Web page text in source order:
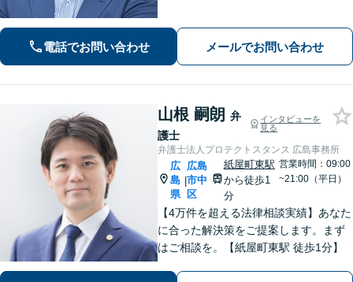
談】【完全個室相談】【休日・夜間対
応可】【本通駅5分】
電話でお問い合わせ メールでお問い合わせ
山根 嗣朗 弁
護士
インタビューを
見る
弁護士法人プロテクトスタンス 広島事務所
広
島
県
|
広島
市中
区
紙屋町東駅
から徒歩1
分
営業時間：09:00
~21:00（平日）
【4万件を超える法律相談実績】あなた
に合った解決策をご提案します。まず
はご相談を。【紙屋町東駅 徒歩1分】